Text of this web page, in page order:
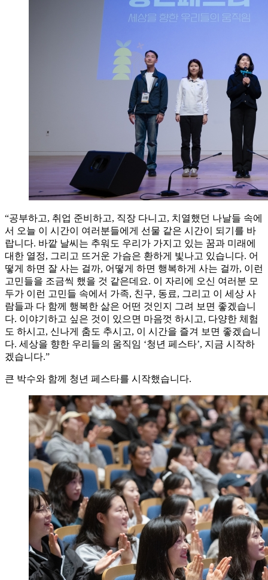
“공부하고, 취업 준비하고, 직장 다니고, 치열했던 나날들 속에
서 오늘 이 시간이 여러분들에게 선물 같은 시간이 되기를 바
랍니다. 바깥 날씨는 추워도 우리가 가지고 있는 꿈과 미래에
대한 열정, 그리고 뜨거운 가슴은 환하게 빛나고 있습니다. 어
떻게 하면 잘 사는 걸까, 어떻게 하면 행복하게 사는 걸까, 이런
고민들을 조금씩 했을 것 같은데요. 이 자리에 오신 여러분 모
두가 이런 고민들 속에서 가족, 친구, 동료, 그리고 이 세상 사
람들과 다 함께 행복한 삶은 어떤 것인지 그려 보면 좋겠습니
다. 이야기하고 싶은 것이 있으면 마음껏 하시고, 다양한 체험
도 하시고, 신나게 춤도 추시고, 이 시간을 즐겨 보면 좋겠습니
다. 세상을 향한 우리들의 움직임 ‘청년 페스타’, 지금 시작하
겠습니다.”
큰 박수와 함께 청년 페스타를 시작했습니다.